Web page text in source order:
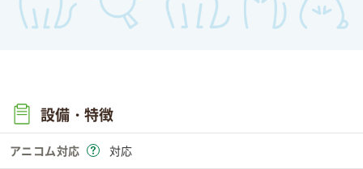
設備・特徴
アニコム対応 対応